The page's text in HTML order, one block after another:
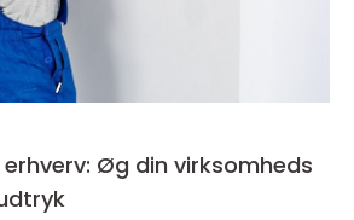
Øg din virksomheds